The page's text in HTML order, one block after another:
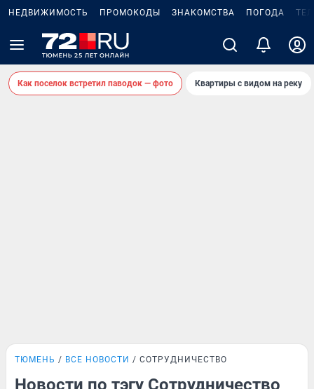
НЕДВИЖИМОСТЬ ПРОМОКОДЫ ЗНАКОМСТВА ПОГОДА
Как поселок встретил паводок — фото Квартиры с видом на реку
ТЮМЕНЬ ВСЕ НОВОСТИ СОТРУДНИЧЕСТВО
Новости по тэгу Сотрудничество